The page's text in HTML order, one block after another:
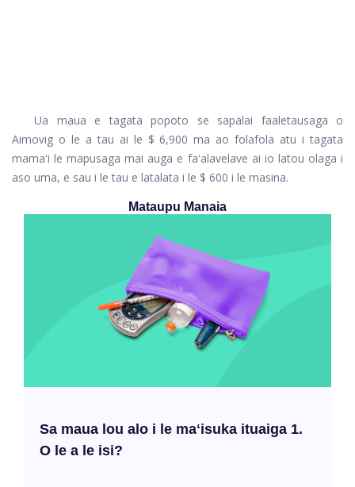
Ua maua e tagata popoto se sapalai faaletausaga o
Aimovig o le a tau ai le $ 6,900 ma ao folafola atu i tagata
mamaʻi le mapusaga mai auga e faʻalavelave ai io latou olaga i
aso uma, e sau i le tau e latalata i le $ 600 i le masina.
Mataupu Manaia
Sa maua lou alo i le maʻisuka ituaiga 1.
O le a le isi?